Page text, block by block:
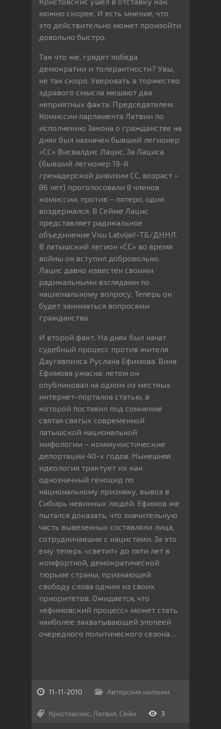
можно скорее. И есть мнение, что
это действительно может произойти
довольно быстро.
Так что же, грядет победа
демократии и толерантности? Увы,
не так скоро. Уверовать в торжество
здравого смысла мешают два
неприятных факта. Председателем
Комиссии парламента Латвии по
исполнению Закона о гражданстве на
днях был назначен бывший легионер
«СС» Висвалдис Лацис. За Лациса
(бывший легионер 19-й
гренадерской дивизии СС, возраст –
86 лет) проголосовали 8 членов
комиссии, против – пятеро, один
воздержался. В Сейме Лацис
представляет радикальное
объединение Visu Latvijai!-ТБ/ДННЛ.
В латышский легион «СС» во время
войны он вступил добровольно.
Лацис давно известен своими
радикальными взглядами по
национальному вопросу. Теперь он
будет заниматься вопросами
гражданства.
И второй факт. На днях был начат
судебный процесс против жителя
Даугавпилса Руслана Ефимова. Вина
Ефимова ужасна: летом он
опубликовал на одном из местных
интернет-порталов статью, в
которой поставил под сомнение
святая святых современной
латышской национальной
мифологии – коммунистические
депортации 40-х годов. Нынешняя
идеология трактует их как
однозначный геноцид по
национальному признаку, вывоз в
Сибирь невинных людей. Ефимов же
пытался доказать, что значительную
часть вывезенных составляли лица,
сотрудничавшие с нацистами. За это
ему теперь «светит» до пяти лет в
комфортной, демократической
тюрьме страны, признающей
свободу слова одним из своих
приоритетов. Ожидается, что
«ефимовский процесс» может стать
наиболее захватывающей эпопеей
очередного политического сезона…
11-11-2010 Авторские колонки
Кристовскис, Латвия, Сейм 3